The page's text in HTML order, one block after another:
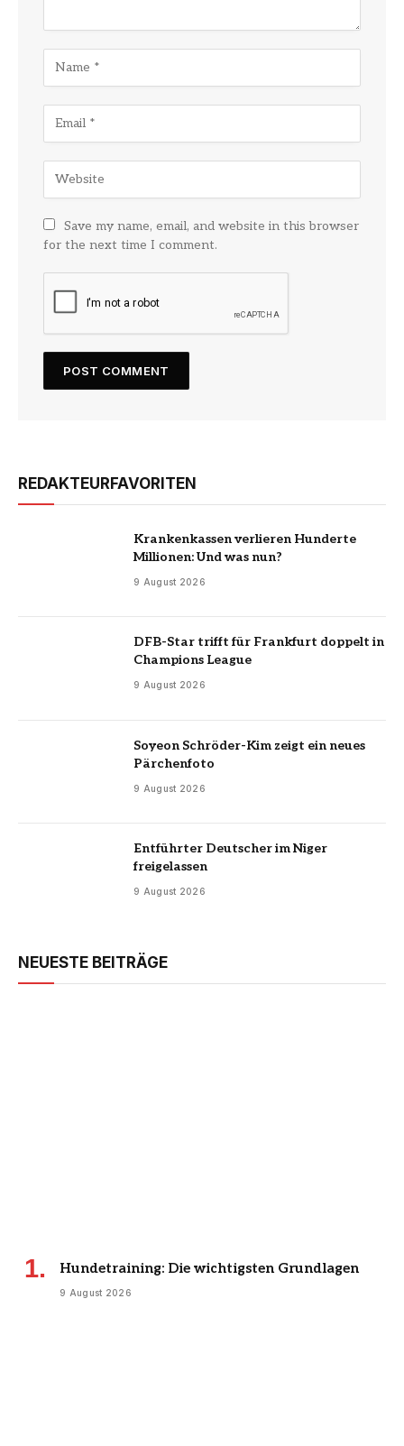
Save my name, email, and website in this browser
for the next time I comment.
REDAKTEURFAVORITEN
Krankenkassen verlieren Hunderte
Millionen: Und was nun?
9 August 2026
DFB-Star trifft für Frankfurt doppelt in
Champions League
9 August 2026
Soyeon Schröder-Kim zeigt ein neues
Pärchenfoto
9 August 2026
Entführter Deutscher im Niger
freigelassen
9 August 2026
NEUESTE BEITRÄGE
Hundetraining: Die wichtigsten Grundlagen
9 August 2026